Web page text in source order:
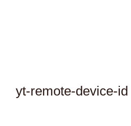
yt-remote-device-id